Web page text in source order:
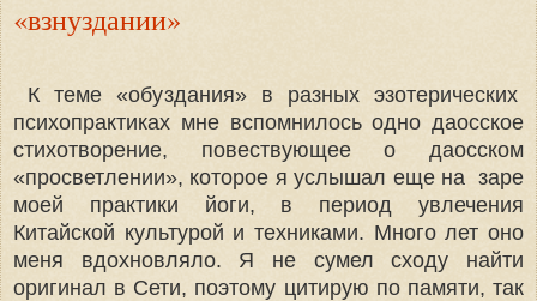
«взнуздании»
К теме «обуздания» в разных эзотерических
психопрактиках мне вспомнилось одно даосское
стихотворение, повествующее о даосском
«просветлении», которое я услышал еще на заре
моей практики йоги, в период увлечения
Китайской культурой и техниками. Много лет оно
меня вдохновляло. Я не сумел сходу найти
оригинал в Сети, поэтому цитирую по памяти, так